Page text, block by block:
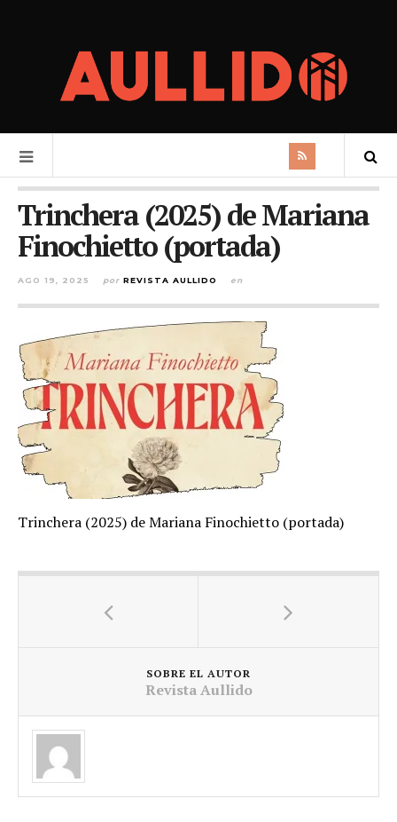
Trinchera (2025) de Mariana
Finochietto (portada)
AGO 19, 2025 por REVISTA AULLIDO en
Trinchera (2025) de Mariana Finochietto (portada)
SOBRE EL AUTOR
Revista Aullido